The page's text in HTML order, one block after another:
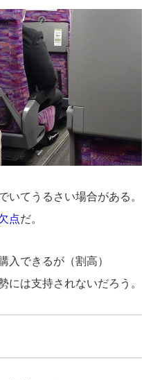
いてうるさい場合がある。
点だ。
入できるが（割高）
には支持されないだろう。